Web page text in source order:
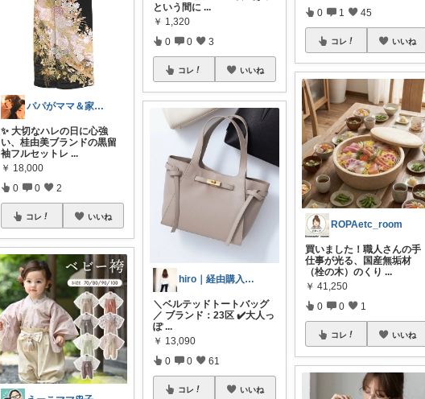
パパがママ＆家族の笑顔の為に選ぶ品😆
✨ 大切なハレの日に心強
い、桂由美ブランドの黒留
袖フルセットレ ...
￥ 18,000
0 0 2
コレ いいね
という間に ...
￥ 1,320
0 0 3
コレ いいね
hiro｜経由購入ありがとうございます✨
＼ベルテッドトートバッグ
／ ブランド：23区 ✔️大人っ
ぽ ...
￥ 13,090
0 0 61
コレ いいね
0 1 45
コレ いいね
ROPAetc_room
買いました！職人さんの手
仕事が光る、国産無垢材
（栓の木）のくり ...
￥ 41,250
0 0 1
コレ いいね